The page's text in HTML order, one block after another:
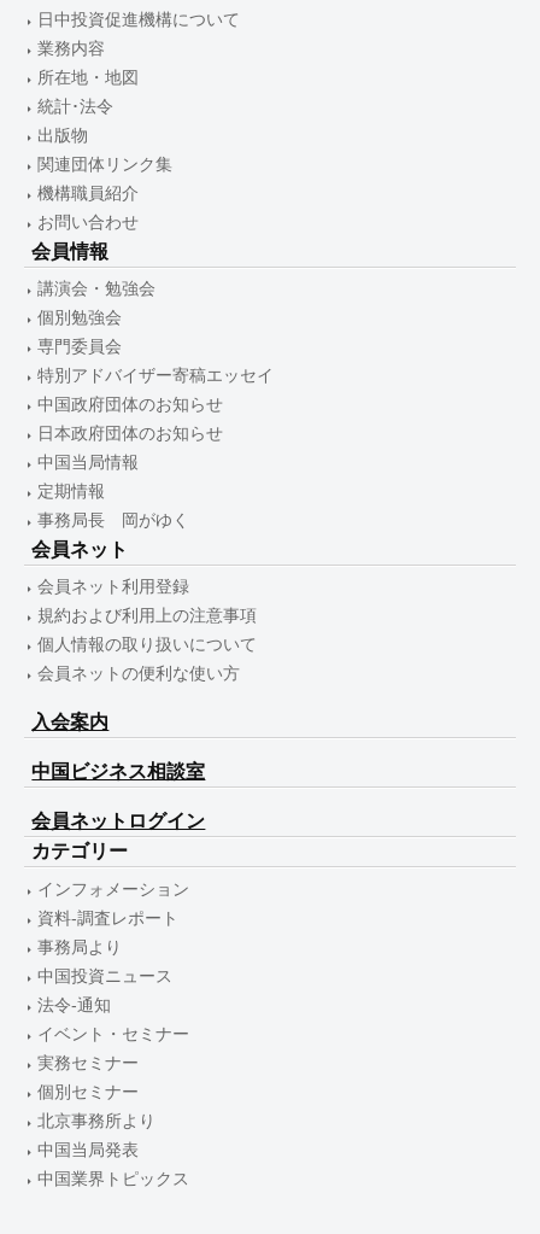
日中投資促進機構について
業務内容
所在地・地図
統計･法令
出版物
関連団体リンク集
機構職員紹介
お問い合わせ
会員情報
講演会・勉強会
個別勉強会
専門委員会
特別アドバイザー寄稿エッセイ
中国政府団体のお知らせ
日本政府団体のお知らせ
中国当局情報
定期情報
事務局長 岡がゆく
会員ネット
会員ネット利用登録
規約および利用上の注意事項
個人情報の取り扱いについて
会員ネットの便利な使い方
入会案内
中国ビジネス相談室
会員ネットログイン
カテゴリー
インフォメーション
資料-調査レポート
事務局より
中国投資ニュース
法令-通知
イベント・セミナー
実務セミナー
個別セミナー
北京事務所より
中国当局発表
中国業界トピックス